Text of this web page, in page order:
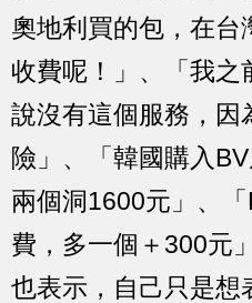
奧地利買的包，在
收費呢！」、「我之
說沒有這個服務，因
險」、「韓國購入
兩個洞1600元」、
費，多一個＋300元
也表示， 自己只是想